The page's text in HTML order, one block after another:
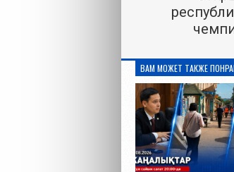
ВАМ МОЖЕТ ТАКЖЕ